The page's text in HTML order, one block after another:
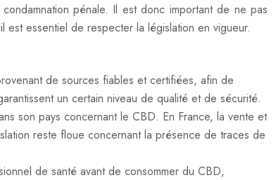
pénale. Il est donc important de ne pas
essentiel de respecter la législation en vigueur.
de sources fiables et certifiées, afin de
un certain niveau de qualité et de sécurité.
son pays concernant le CBD. En France, la vente et
reste floue concernant la présence de traces de
de santé avant de consommer du CBD,